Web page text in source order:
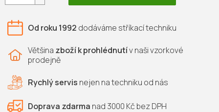
Od roku 1992 dodáváme stříkací techniku
Většina zboží k prohlédnutív naši vzorkové
prodejně
Rychlý servis nejen natechniku od nás
Doprava zdarma nad 3000 Kč bez DPH